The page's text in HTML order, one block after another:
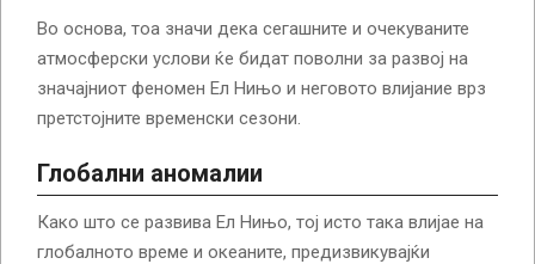
Во основа, тоа значи дека сегашните и очекуваните
атмосферски услови ќе бидат поволни за развој на
значајниот феномен Ел Нињо и неговото влијание врз
претстојните временски сезони.
Глобални аномалии
Како што се развива Ел Нињо, тој исто така влијае на
глобалното време и океаните, предизвикувајќи